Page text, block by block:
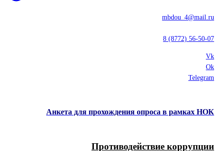
mbdou_4@mail.ru
8 (8772) 56-50-07
Vk
Ok
Telegram
Анкета для прохождения опроса в рамках НОК
Противодействие коррупции